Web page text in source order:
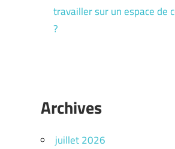
travailler sur un espace de
?
Archives
juillet 2026